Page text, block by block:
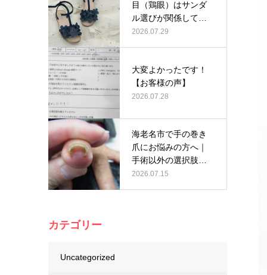
目（鶏眼）はサンダ
ル選びが関係してい
るかも？
2026.07.29
大変よかったです！
【お客様の声】
2026.07.28
海老名市で手の巻き
爪にお悩みの方へ｜
手術以外の選択肢と
して当院の巻…
2026.07.15
カテゴリー
Uncategorized